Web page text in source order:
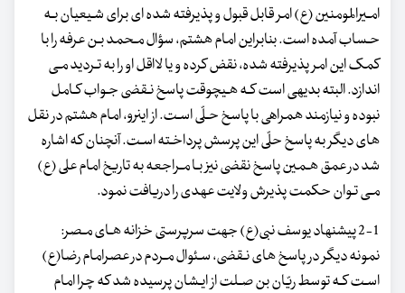
امـیرالمومنین (ع) امر قابل قبول و پذیرفته شده ای برای شـیعیان بـه
حـساب آمده است. بنابراین امام هشتم، سؤال مـحمد بـن عرفه را با
کمک این امر پذیرفته شده، نقض کرده و یا لااقل او را به تـردید مـی
اندازد. البته بدیهی است کـه هـیچوقت پاسخ نـقضی جـواب کـامل
نبوده و نیازمند همراهی با پاسخ حـلّی اسـت. از این‏رو، امام هشتم در نقل
های دیگر به پاسخ حلّی این پرسش پرداخـته اسـت. آنچنان که اشاره
شد در عمق هـمین پاسخ نقضی نیز بـا مـراجعه به تاریخ امام علی (ع)
مـی تـوان حکمت پذیرش ولایت عهدی را دریافت نمود.
2-1 پیشنهاد یوسف نبی(ع) جهت سرپرستی خزانه هـای مـصر:
نمونه دیگر در پاسخ های نـقضی، سـئوال مـردم در عصرامام رضا(ع)
اسـت کـه توسط ریّان بن صـلت از ایـشان پرسیده شد که چرا امام